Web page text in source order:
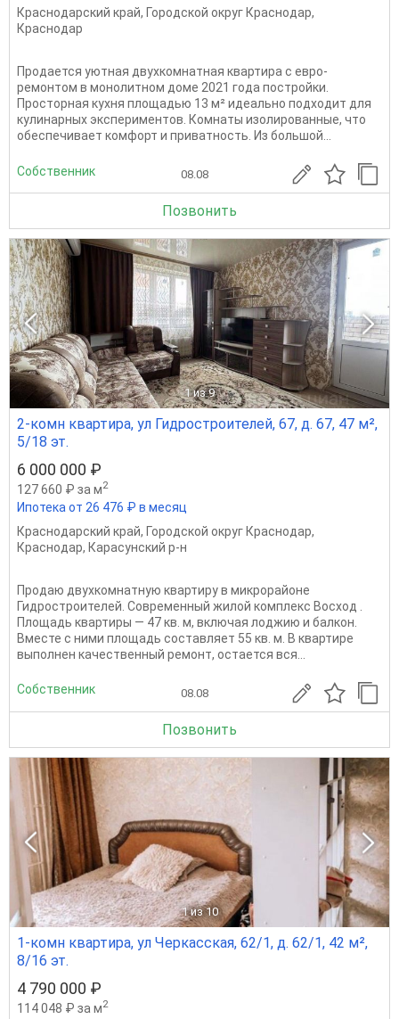
Краснодарский край, Городской округ Краснодар,
Краснодар
Продается уютная двухкомнатная квартира с евро-
ремонтом в монолитном доме 2021 года постройки.
Просторная кухня площадью 13 м² идеально подходит для
кулинарных экспериментов. Комнаты изолированные, что
обеспечивает комфорт и приватность. Из большой...
Собственник 08.08
Позвонить
1 из 9
2-комн квартира, ул Гидростроителей, 67, д. 67, 47 м²,
5/18 эт.
6 000 000 ₽
127 660 ₽ за м2
Ипотека от 26 476 ₽ в месяц
Краснодарский край, Городской округ Краснодар,
Краснодар, Карасунский р-н
Продаю двухкомнатную квартиру в микрорайоне
Гидростроителей. Современный жилой комплекс Восход .
Площадь квартиры — 47 кв. м, включая лоджию и балкон.
Вместе с ними площадь составляет 55 кв. м. В квартире
выполнен качественный ремонт, остается вся...
Собственник 08.08
Позвонить
1 из 10
1-комн квартира, ул Черкасская, 62/1, д. 62/1, 42 м²,
8/16 эт.
4 790 000 ₽
114 048 ₽ за м2